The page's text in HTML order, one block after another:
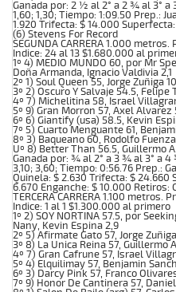
Ganada por: 2 ½ al 2° a 2 ¾ al 3° a
1,60; 1,30; Tiempo: 1:09.50 Prep.:
1.920 Trifecta: $ 14.000
(6) Stevens For Record
SEGUNDA CARRERA 1.000
Indice: 24 al 13 $1.680.000 al
1º 4) MEDIO MUNDO 60, por Mr
Doña Armanda, Ignacio Valdivia 2,1
2º 1) Soul Queen 55, Jorge Zuñiga
3º 2) Oscuro Y Salvaje 54.5, Felipe
4º 7) Michelitina 58, Israel
5º 9) Gran Morron 57, Axel Alvarez
6º 6) Giantify (usa) 58.5, Kevin
7º 5) Cuarto Menguante 61,
8º 3) Baqueano 60, Rodolfo
Uº 8) Better Than 56.5, Guillermo
Ganada por: ¾ al 2° a 3 ¾ al 3° a 4
3,10; 3,60; Tiempo: 0:56.76 Prep.:
Quinela: $ 2.630 Trifecta: $ 24.660
6.670 Enganche: $ 10.000 Retiros:
TERCERA CARRERA 1.100 metros.
Indice: 1 al 1 $1.300.000 al primero
1º 2) SOY NORTINA 57.5, por
Nany, Kevin Espina 2,9
2º 5) Afirmate Gato 57, Jorge
3º 8) La Unica Reina 57, Guillermo
4º 7) Gran Cafrune 57, Israel
5º 4) Elquilimay 57, Benjamin
6º 3) Darcy Pink 57, Franco
7º 9) Honor De Cantinera 57,